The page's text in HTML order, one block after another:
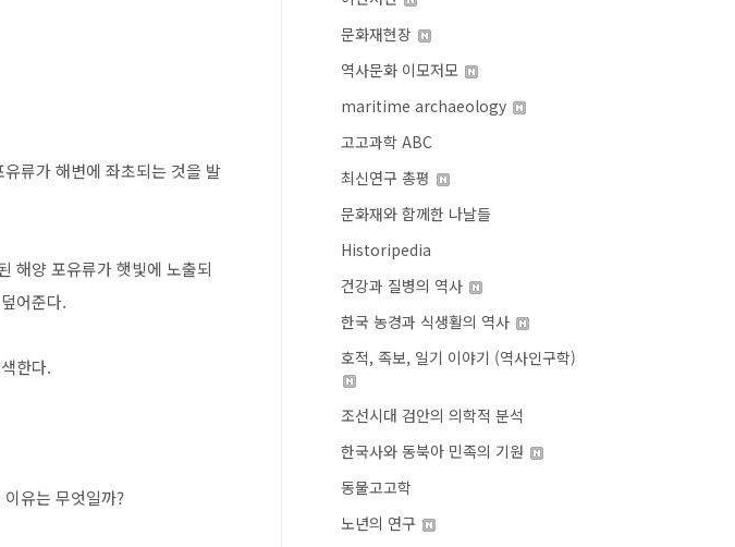
류가 해변에 좌초되는 것을 발
해양 포유류가 햇빛에 노출되
어준다.
한다.
유는 무엇일까?
문화재현장
역사문화 이모저모
maritime archaeology
고고과학 ABC
최신연구 총평
문화재와 함께한 나날들
Historipedia
건강과 질병의 역사
한국 농경과 식생활의 역사
호적, 족보, 일기 이야기 (역사인구학)
조선시대 검안의 의학적 분석
한국사와 동북아 민족의 기원
동물고고학
노년의 연구